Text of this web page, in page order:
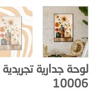
10006